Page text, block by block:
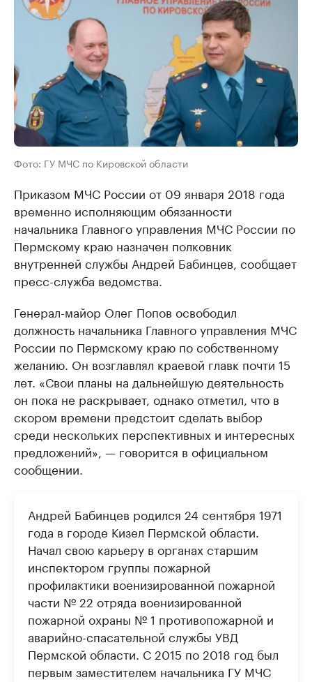
Фото: ГУ МЧС по Кировской области
Приказом МЧС России от 09 января 2018 года
временно исполняющим обязанности
начальника Главного управления МЧС России по
Пермскому краю назначен полковник
внутренней службы Андрей Бабинцев, сообщает
пресс-служба ведомства.
Генерал-майор Олег Попов освободил
должность начальника Главного управления МЧС
России по Пермскому краю по собственному
желанию. Он возглавлял краевой главк почти 15
лет. «Свои планы на дальнейшую деятельность
он пока не раскрывает, однако отметил, что в
скором времени предстоит сделать выбор
среди нескольких перспективных и интересных
предложений», — говорится в официальном
сообщении.
Андрей Бабинцев родился 24 сентября 1971
года в городе Кизел Пермской области.
Начал свою карьеру в органах старшим
инспектором группы пожарной
профилактики военизированной пожарной
части № 22 отряда военизированной
пожарной охраны № 1 противопожарной и
аварийно-спасательной службы УВД
Пермской области. С 2015 по 2018 год был
первым заместителем начальника ГУ МЧС